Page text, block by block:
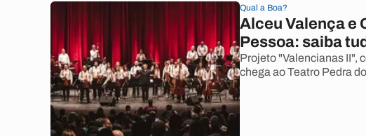
Qual a Boa?
Alceu Valença e
Pessoa: saiba
Projeto "Valencianas II",
chega ao Teatro Pedra